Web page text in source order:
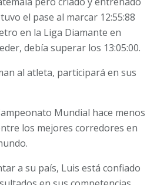
el pase al marcar 12:55:88
en la Liga Diamante en
debía superar los 13:05:00.
al atleta, participará en sus
Mundial hace menos
los mejores corredores en
a su país, Luis está confiado